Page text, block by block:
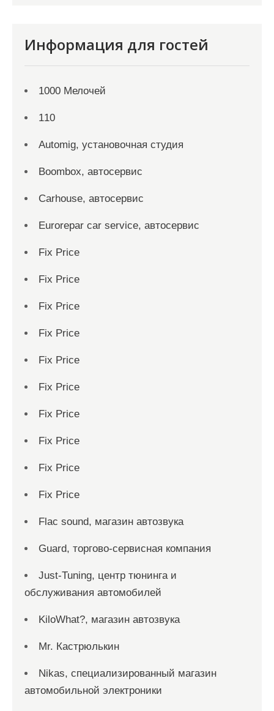
Информация для гостей
1000 Мелочей
110
Automig, установочная студия
Boombox, автосервис
Carhouse, автосервис
Eurorepar car service, автосервис
Fix Price
Fix Price
Fix Price
Fix Price
Fix Price
Fix Price
Fix Price
Fix Price
Fix Price
Fix Price
Flac sound, магазин автозвука
Guard, торгово-сервисная компания
Just-Tuning, центр тюнинга и
обслуживания автомобилей
KiloWhat?, магазин автозвука
Mr. Кастрюлькин
Nikas, специализированный магазин
автомобильной электроники